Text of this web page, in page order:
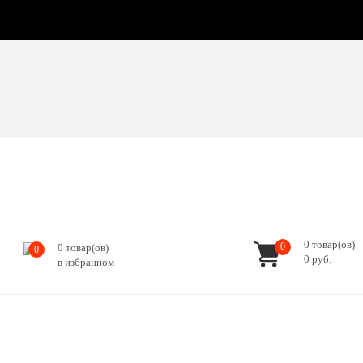
0 0 товар(ов)
в избранном
0 0 товар(ов)
0 руб.